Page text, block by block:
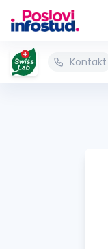
Kontakt